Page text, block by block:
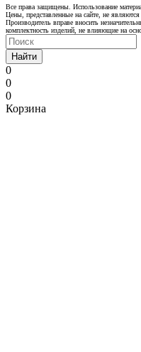
Все права защищены. Использование
Цены, представленные на сайте, не
Производитель вправе вносить
комплектность изделий, не влияющие на
Найти
0
0
0
Корзина